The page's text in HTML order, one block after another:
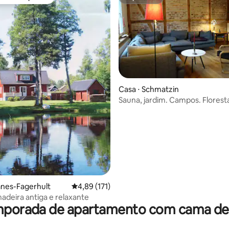
de 5, 47 avaliações
Fagerhult 4,89 de uma avaliação média de 5, 171
4,89 (171)
antiga e relaxante
Casa ⋅ Schmatzin
Sauna, jardim. Campos.
de apartamento com cama